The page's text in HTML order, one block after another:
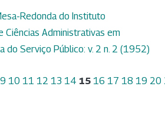
Redonda do Instituto
Ciências Administrativas em
do Serviço Público: v. 2 n. 2 (1952)
9 10 11 12 13 14 15 16 17 18 19 20